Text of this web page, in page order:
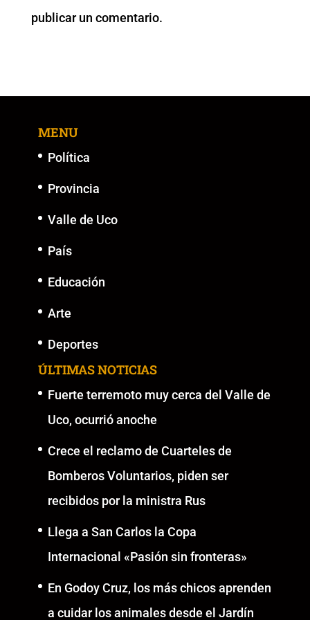
k
publicar un comentario.
MENU
Política
Provincia
Valle de Uco
País
Educación
Arte
Deportes
ÚLTIMAS NOTICIAS
Fuerte terremoto muy cerca del Valle de
Uco, ocurrió anoche
Crece el reclamo de Cuarteles de
Bomberos Voluntarios, piden ser
recibidos por la ministra Rus
Llega a San Carlos la Copa
Internacional «Pasión sin fronteras»
En Godoy Cruz, los más chicos aprenden
a cuidar los animales desde el Jardín